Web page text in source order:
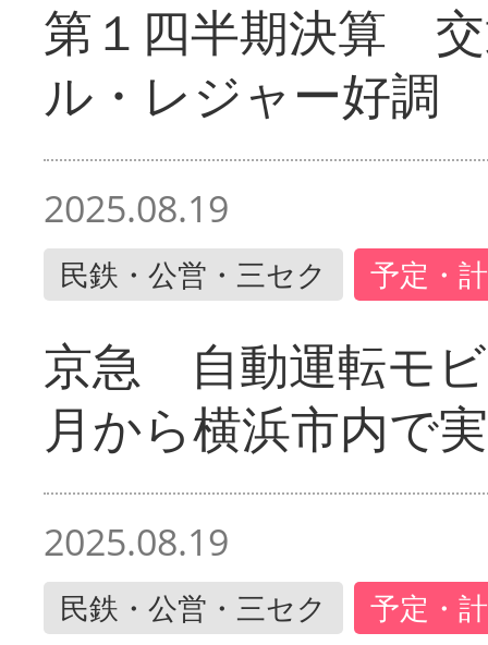
第１四半期決算
ル・レジャー好調
2025.08.19
民鉄・公営・三セク 予定・
京急 自動運転モ
月から横浜市内で
2025.08.19
民鉄・公営・三セク 予定・